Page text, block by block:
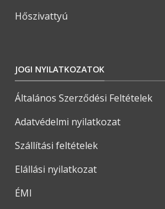
Hőszivattyú
JOGI NYILATKOZATOK
Általános Szerződési Feltételek
Adatvédelmi nyilatkozat
Szállítási feltételek
Elállási nyilatkozat
ÉMI